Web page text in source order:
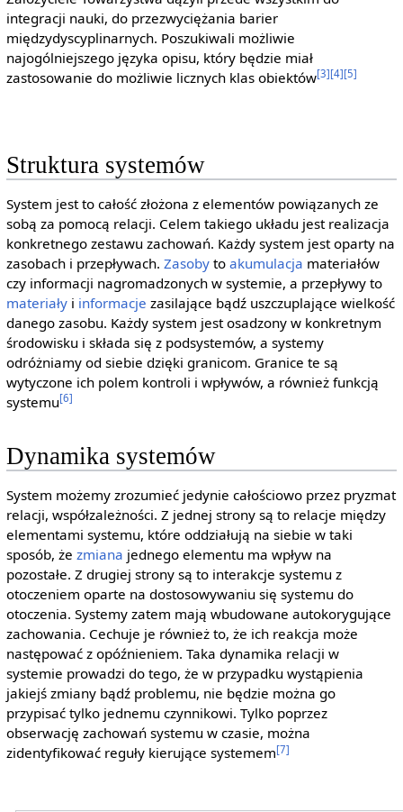
integracji nauki, do przezwyciężania barier
międzydyscyplinarnych. Poszukiwali możliwie
najogólniejszego języka opisu, który będzie miał
zastosowanie do możliwie licznych klas obiektów[3][4][5]
Struktura systemów
System jest to całość złożona z elementów powiązanych ze
sobą za pomocą relacji. Celem takiego układu jest realizacja
konkretnego zestawu zachowań. Każdy system jest oparty na
zasobach i przepływach. Zasobyto akumulacja materiałów
czy informacji nagromadzonych w systemie, a przepływy to
materiałyi informacje zasilające bądź uszczuplające wielkość
danego zasobu. Każdy system jest osadzony w konkretnym
środowisku i składa się z podsystemów, a systemy
odróżniamy od siebie dzięki granicom. Granice te są
wytyczone ich polem kontroli i wpływów, a również funkcją
systemu[6]
Dynamika systemów
System możemy zrozumieć jedynie całościowo przez pryzmat
relacji, współzależności. Z jednej strony są to relacje między
elementami systemu, które oddziałują na siebie w taki
sposób, że zmiana jednego elementu ma wpływ na
pozostałe. Z drugiej strony są to interakcje systemu z
otoczeniem oparte na dostosowywaniu się systemu do
otoczenia. Systemy zatem mają wbudowane autokorygujące
zachowania. Cechuje je również to, że ich reakcja może
następować z opóźnieniem. Taka dynamika relacji w
systemie prowadzi do tego, że w przypadku wystąpienia
jakiejś zmiany bądź problemu, nie będzie można go
przypisać tylko jednemu czynnikowi. Tylko poprzez
obserwację zachowań systemu w czasie, można
zidentyfikować reguły kierujące systemem[7]